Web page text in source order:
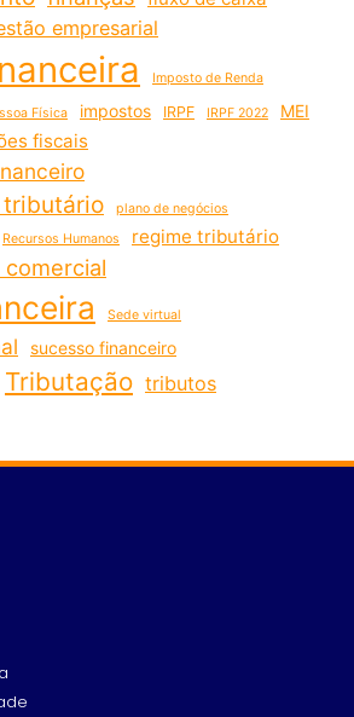
empresarial
Imposto de Renda
Física impostos IRPF IRPF 2022
MEI
fiscais
plano de negócios
Recursos Humanos regime tributário
Sede virtual
sucesso financeiro
Tributação tributos